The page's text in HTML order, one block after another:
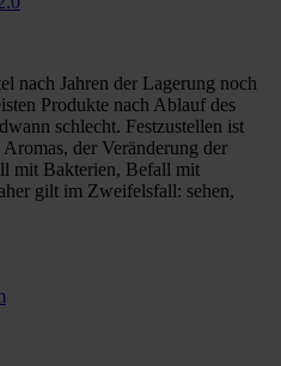
nach Jahren der Lagerung noch
Produkte nach Ablauf des
schlecht. Festzustellen ist
der Veränderung der
mit Bakterien, Befall mit
gilt im Zweifelsfall: sehen,